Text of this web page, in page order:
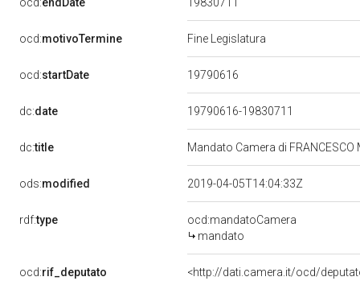
ocd:motivoTermine Fine Legislatura
ocd:startDate 19790616
dc:date 19790616-19830711
dc:title Mandato Camera di FRANCESCO
ods:modified 2019-04-05T14:04:33Z
rdf:type
ocd:mandatoCamera
mandato
ocd:rif_deputato
<http://dati.camera.it/ocd/